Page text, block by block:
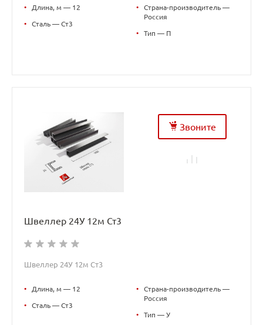
• Длина, м — 12
• Сталь — Ст3
•
Страна-производитель —
Россия
• Тип — П
Звоните
Швеллер 24У 12м Ст3
Швеллер 24У 12м Ст3
• Длина, м — 12
• Сталь — Ст3
•
Страна-производитель —
Россия
• Тип — У